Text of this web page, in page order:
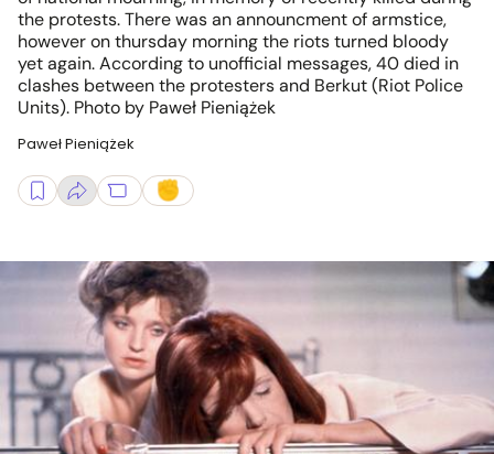
the protests. There was an announcment of armstice,
however on thursday morning the riots turned bloody
yet again. According to unofficial messages, 40 died in
clashes between the protesters and Berkut (Riot Police
Units). Photo by Paweł Pieniążek
Paweł Pieniążek